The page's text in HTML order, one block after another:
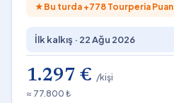
★ Bu turda +778 Tourperia Puan
İlk kalkış · 22 Ağu 2026
1.297 € /kişi
≈ 77.800 ₺